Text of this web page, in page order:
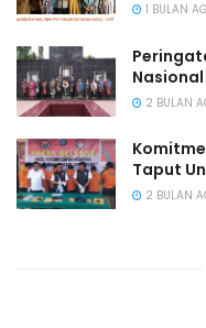
1 BULAN
2 BULAN
Taput
2 BULAN